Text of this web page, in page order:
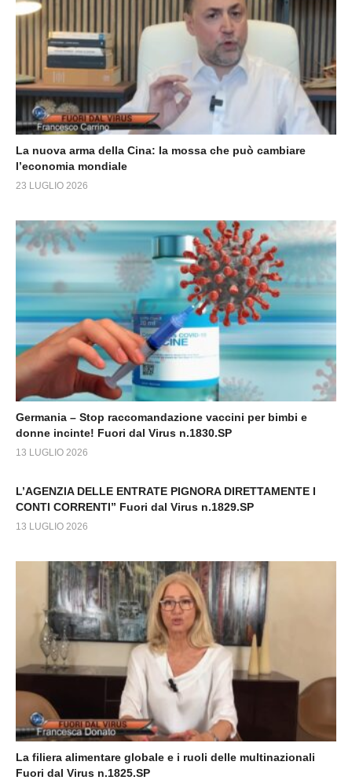
La nuova arma della Cina: la mossa che può cambiare
l’economia mondiale
23 LUGLIO 2026
Germania – Stop raccomandazione vaccini per bimbi e
donne incinte! Fuori dal Virus n.1830.SP
13 LUGLIO 2026
L’AGENZIA DELLE ENTRATE PIGNORA DIRETTAMENTE I
CONTI CORRENTI” Fuori dal Virus n.1829.SP
13 LUGLIO 2026
La filiera alimentare globale e i ruoli delle multinazionali
Fuori dal Virus n.1825.SP